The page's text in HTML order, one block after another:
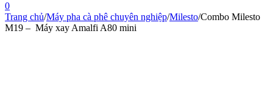
0
Trang chủ/Máy pha cà phê chuyên nghiệp/Milesto/Combo Milesto
M19 – Máy xay Amalfi A80 mini